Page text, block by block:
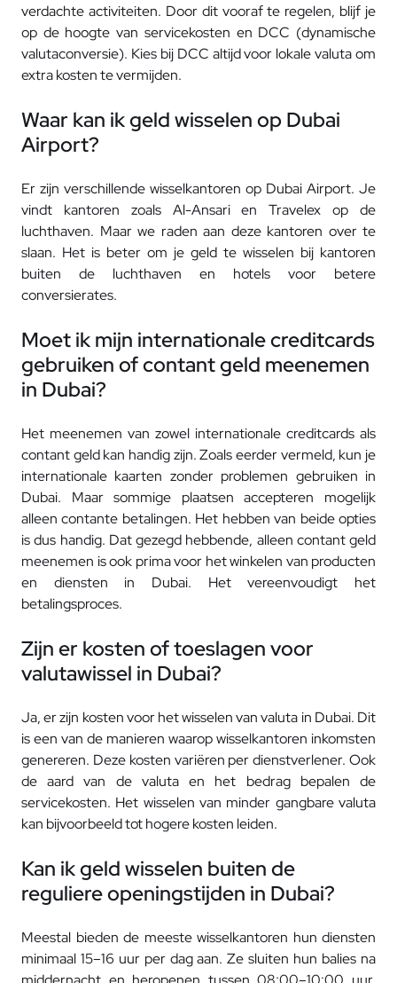
verdachte activiteiten. Door dit vooraf te regelen, blijf je
op de hoogte van servicekosten en DCC (dynamische
valutaconversie). Kies bij DCC altijd voor lokale valuta om
extra kosten te vermijden.
Waar kan ik geld wisselen op Dubai
Airport?
Er zijn verschillende wisselkantoren op Dubai Airport. Je
vindt kantoren zoals Al-Ansari en Travelex op de
luchthaven. Maar we raden aan deze kantoren over te
slaan. Het is beter om je geld te wisselen bij kantoren
buiten de luchthaven en hotels voor betere
conversierates.
Moet ik mijn internationale creditcards
gebruiken of contant geld meenemen
in Dubai?
Het meenemen van zowel internationale creditcards als
contant geld kan handig zijn. Zoals eerder vermeld, kun je
internationale kaarten zonder problemen gebruiken in
Dubai. Maar sommige plaatsen accepteren mogelijk
alleen contante betalingen. Het hebben van beide opties
is dus handig. Dat gezegd hebbende, alleen contant geld
meenemen is ook prima voor het winkelen van producten
en diensten in Dubai. Het vereenvoudigt het
betalingsproces.
Zijn er kosten of toeslagen voor
valutawissel in Dubai?
Ja, er zijn kosten voor het wisselen van valuta in Dubai. Dit
is een van de manieren waarop wisselkantoren inkomsten
genereren. Deze kosten variëren per dienstverlener. Ook
de aard van de valuta en het bedrag bepalen de
servicekosten. Het wisselen van minder gangbare valuta
kan bijvoorbeeld tot hogere kosten leiden.
Kan ik geld wisselen buiten de
reguliere openingstijden in Dubai?
Meestal bieden de meeste wisselkantoren hun diensten
minimaal 15–16 uur per dag aan. Ze sluiten hun balies na